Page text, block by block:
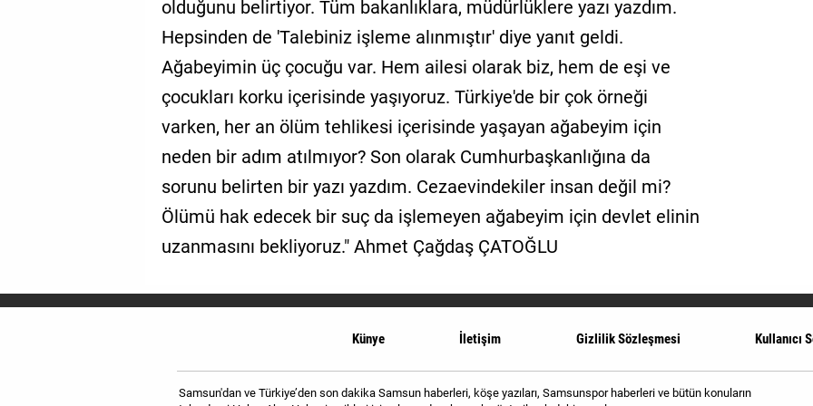
olduğunu belirtiyor. Tüm bakanlıklara, müdürlüklere yazı yazdım.
Hepsinden de 'Talebiniz işleme alınmıştır' diye yanıt geldi.
Ağabeyimin üç çocuğu var. Hem ailesi olarak biz, hem de eşi ve
çocukları korku içerisinde yaşıyoruz. Türkiye'de bir çok örneği
varken, her an ölüm tehlikesi içerisinde yaşayan ağabeyim için
neden bir adım atılmıyor? Son olarak Cumhurbaşkanlığına da
sorunu belirten bir yazı yazdım. Cezaevindekiler insan değil mi?
Ölümü hak edecek bir suç da işlemeyen ağabeyim için devlet elinin
uzanmasını bekliyoruz." Ahmet Çağdaş ÇATOĞLU
Künye İletişim Gizlilik Sözleşmesi Kullanıcı
Samsun'dan ve Türkiye’den son dakika Samsun haberleri, köşe yazıları, Samsunspor haberleri ve bütün konuların